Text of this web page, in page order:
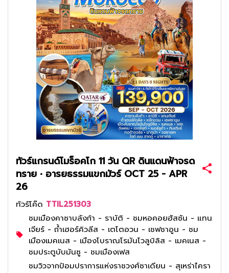
ทัวร์แกรนด์โมร็อคโก 11 วัน QR ดินแดนฟ้าจรด
ทราย • อารยธรรมแขกมัวร์ OCT 25 - APR
26
ทัวร์โค๊ด TTIL251303
ชมเมืองคาซาบลังก้า - ราบัติ - ชมหอคอยฮัสซัน - แทน
เจียร์ - ถ้ำเฮอร์คิวลีส - เตโตอวน - เชฟชาอูน - ชม
เมืองเมคเนส - เมืองโบราณโรมันโวลูบิลิส - เมคเนส -
ชมประตูบับมันซู - ชมเมืองเฟส
ชมวิวจากป้อมปราการแห่งราชวงศ์ซาเดียน - สุเหร่าไครา